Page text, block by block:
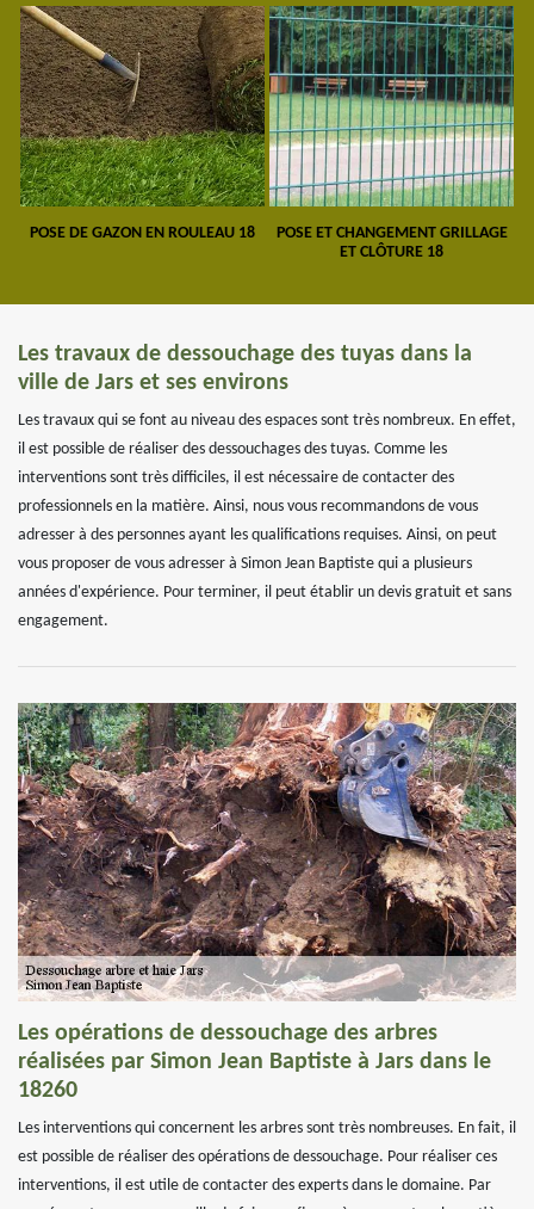
POSE DE GAZON EN ROULEAU 18
POSE ET CHANGEMENT GRILLAGE
ET CLÔTURE 18
Les travaux de dessouchage des tuyas dans la
ville de Jars et ses environs
Les travaux qui se font au niveau des espaces sont très nombreux. En effet,
il est possible de réaliser des dessouchages des tuyas. Comme les
interventions sont très difficiles, il est nécessaire de contacter des
professionnels en la matière. Ainsi, nous vous recommandons de vous
adresser à des personnes ayant les qualifications requises. Ainsi, on peut
vous proposer de vous adresser à Simon Jean Baptiste qui a plusieurs
années d'expérience. Pour terminer, il peut établir un devis gratuit et sans
engagement.
Les opérations de dessouchage des arbres
réalisées par Simon Jean Baptiste à Jars dans le
18260
Les interventions qui concernent les arbres sont très nombreuses. En fait, il
est possible de réaliser des opérations de dessouchage. Pour réaliser ces
interventions, il est utile de contacter des experts dans le domaine. Par